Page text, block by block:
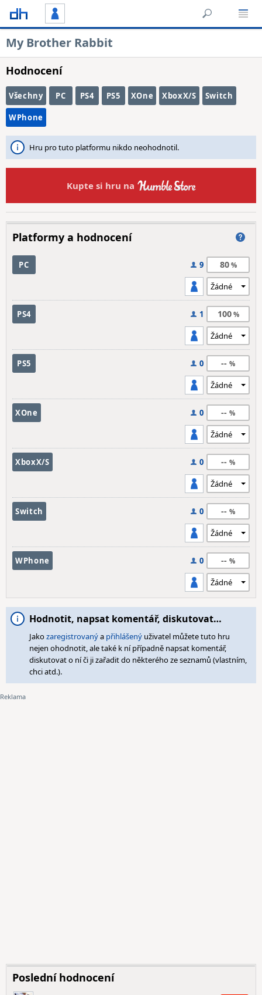
My Brother Rabbit
Hodnocení
Všechny PC PS4 PS5 XOne XboxX/S Switch
WPhone
Hru pro tuto platformu nikdo neohodnotil.
Kupte si hru na
Platformy a hodnocení
PC 9 80
PS4 1 100
PS5 0 --
XOne 0 --
XboxX/S 0 --
Switch 0 --
WPhone 0 --
Hodnotit, napsat komentář, diskutovat…
Jakozaregistrovanýa přihlášený uživatel můžete tuto hru
nejen ohodnotit, ale také k ní případně napsat komentář,
diskutovat o ní či ji zařadit do některého ze seznamů (vlastním,
chci atd.).
Poslední hodnocení